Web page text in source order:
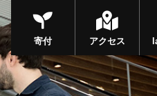
アクセス
寄付